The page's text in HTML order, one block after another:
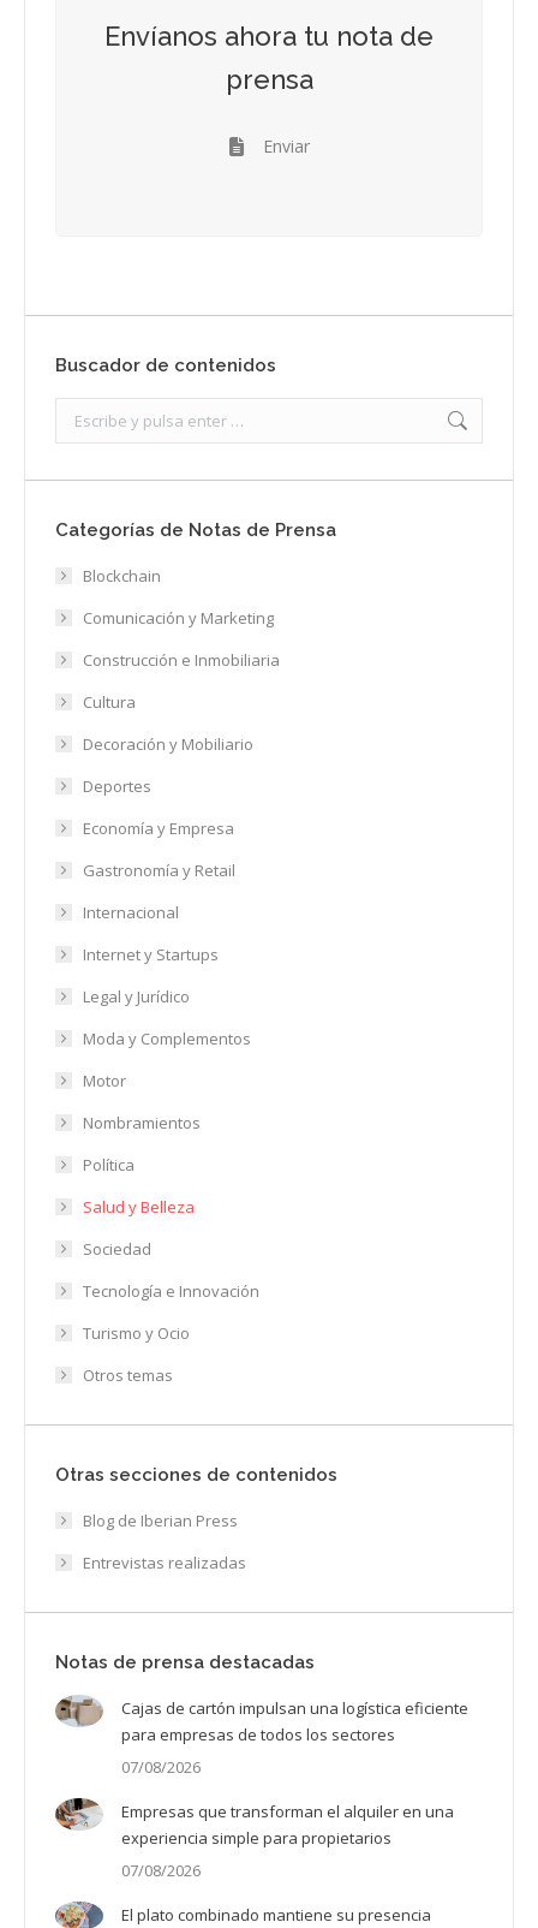
Envíanos ahora tu nota de
prensa
Enviar
Buscador de contenidos
Categorías de Notas de Prensa
Blockchain
Comunicación y Marketing
Construcción e Inmobiliaria
Cultura
Decoración y Mobiliario
Deportes
Economía y Empresa
Gastronomía y Retail
Internacional
Internet y Startups
Legal y Jurídico
Moda y Complementos
Motor
Nombramientos
Política
Salud y Belleza
Sociedad
Tecnología e Innovación
Turismo y Ocio
Otros temas
Otras secciones de contenidos
Blog de Iberian Press
Entrevistas realizadas
Notas de prensa destacadas
Cajas de cartón impulsan una logística eficiente
para empresas de todos los sectores
07/08/2026
Empresas que transforman el alquiler en una
experiencia simple para propietarios
07/08/2026
El plato combinado mantiene su presencia